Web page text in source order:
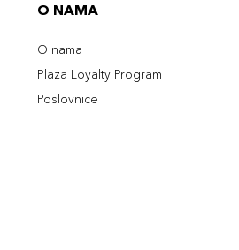
O NAMA
O nama
Plaza Loyalty Program
Poslovnice